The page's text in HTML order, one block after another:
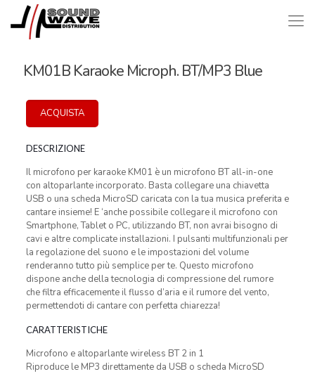
KM01B Karaoke Microph. BT/MP3 Blue
ACQUISTA
DESCRIZIONE
Il microfono per karaoke KM01 è un microfono BT all-in-one
con altoparlante incorporato. Basta collegare una chiavetta
USB o una scheda MicroSD caricata con la tua musica preferita e
cantare insieme! E ‘anche possibile collegare il microfono con
Smartphone, Tablet o PC, utilizzando BT, non avrai bisogno di
cavi e altre complicate installazioni. I pulsanti multifunzionali per
la regolazione del suono e le impostazioni del volume
renderanno tutto più semplice per te. Questo microfono
dispone anche della tecnologia di compressione del rumore
che filtra efficacemente il flusso d’aria e il rumore del vento,
permettendoti di cantare con perfetta chiarezza!
CARATTERISTICHE
Microfono e altoparlante wireless BT 2 in 1
Riproduce le MP3 direttamente da USB o scheda MicroSD